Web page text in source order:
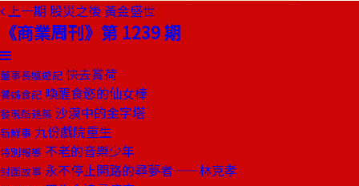
上一期 股災之後 黃金盛世
《商業周刊》第 1239 期
董事長嬉遊記 快去賞荷
饕姊食記 喚醒食慾的仙女棒
發現酷建築 沙漠中的金字塔
新鮮事 九份戲院重生
特別報導 不老的音樂少年
封面故事 永不停止開路的尋夢者——林克孝